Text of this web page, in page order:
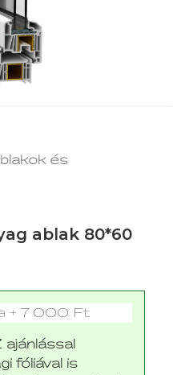
és
ablak 80*60
+7 000 Ft
fóliával is